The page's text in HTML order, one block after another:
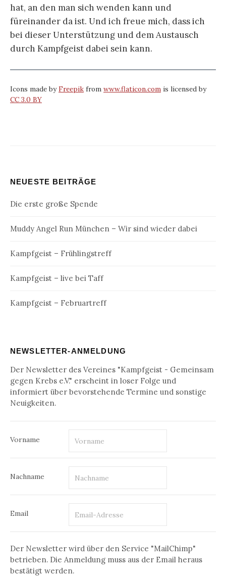
hat, an den man sich wenden kann und
füreinander da ist. Und ich freue mich, dass ich
bei dieser Unterstützung und dem Austausch
durch Kampfgeist dabei sein kann.
Icons made byFreepik from www.flaticon.com is licensed by
CC 3.0 BY
NEUESTE BEITRÄGE
Die erste große Spende
Muddy Angel Run München – Wir sind wieder dabei
Kampfgeist – Frühlingstreff
Kampfgeist – live bei Taff
Kampfgeist – Februartreff
NEWSLETTER-ANMELDUNG
Der Newsletter des Vereines "Kampfgeist - Gemeinsam
gegen Krebs e.V." erscheint in loser Folge und
informiert über bevorstehende Termine und sonstige
Neuigkeiten.
Vorname
Nachname
Email
Der Newsletter wird über den Service "MailChimp"
betrieben. Die Anmeldung muss aus der Email heraus
bestätigt werden.